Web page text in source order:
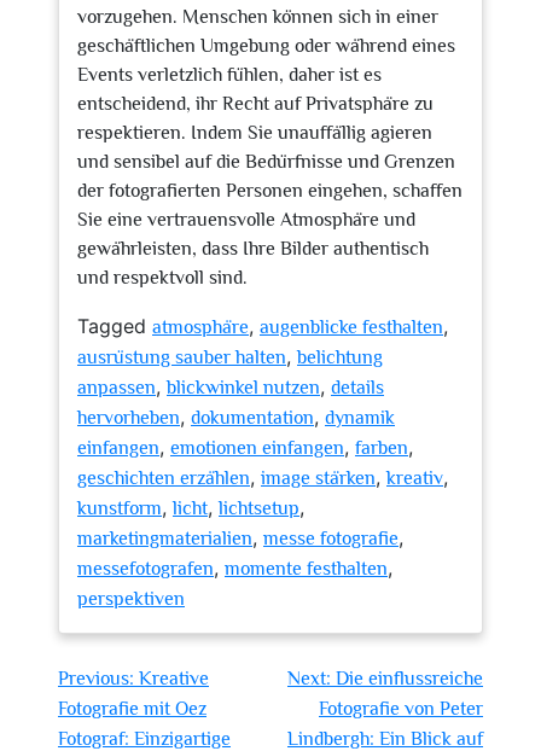
vorzugehen. Menschen können sich in einer
geschäftlichen Umgebung oder während eines
Events verletzlich fühlen, daher ist es
entscheidend, ihr Recht auf Privatsphäre zu
respektieren. Indem Sie unauffällig agieren
und sensibel auf die Bedürfnisse und Grenzen
der fotografierten Personen eingehen, schaffen
Sie eine vertrauensvolle Atmosphäre und
gewährleisten, dass Ihre Bilder authentisch
und respektvoll sind.
Tagged atmosphäre, augenblicke festhalten,
ausrüstung sauber halten,belichtung
anpassen,blickwinkel nutzen, details
hervorheben, dokumentation, dynamik
einfangen, emotionen einfangen, farben,
geschichten erzählen, image stärken,kreativ,
kunstform,licht,lichtsetup,
marketingmaterialien, messe fotografie,
messefotografen, momente festhalten,
perspektiven
Beitragsnavigation
Previous: Kreative
Fotografie mit Oez
Fotograf: Einzigartige
Next: Die einflussreiche
Fotografie von Peter
Lindbergh: Ein Blick auf